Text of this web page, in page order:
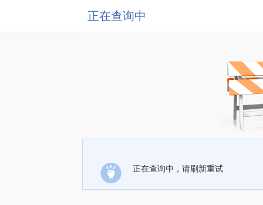
正在查询中
正在查询中，请刷新重试